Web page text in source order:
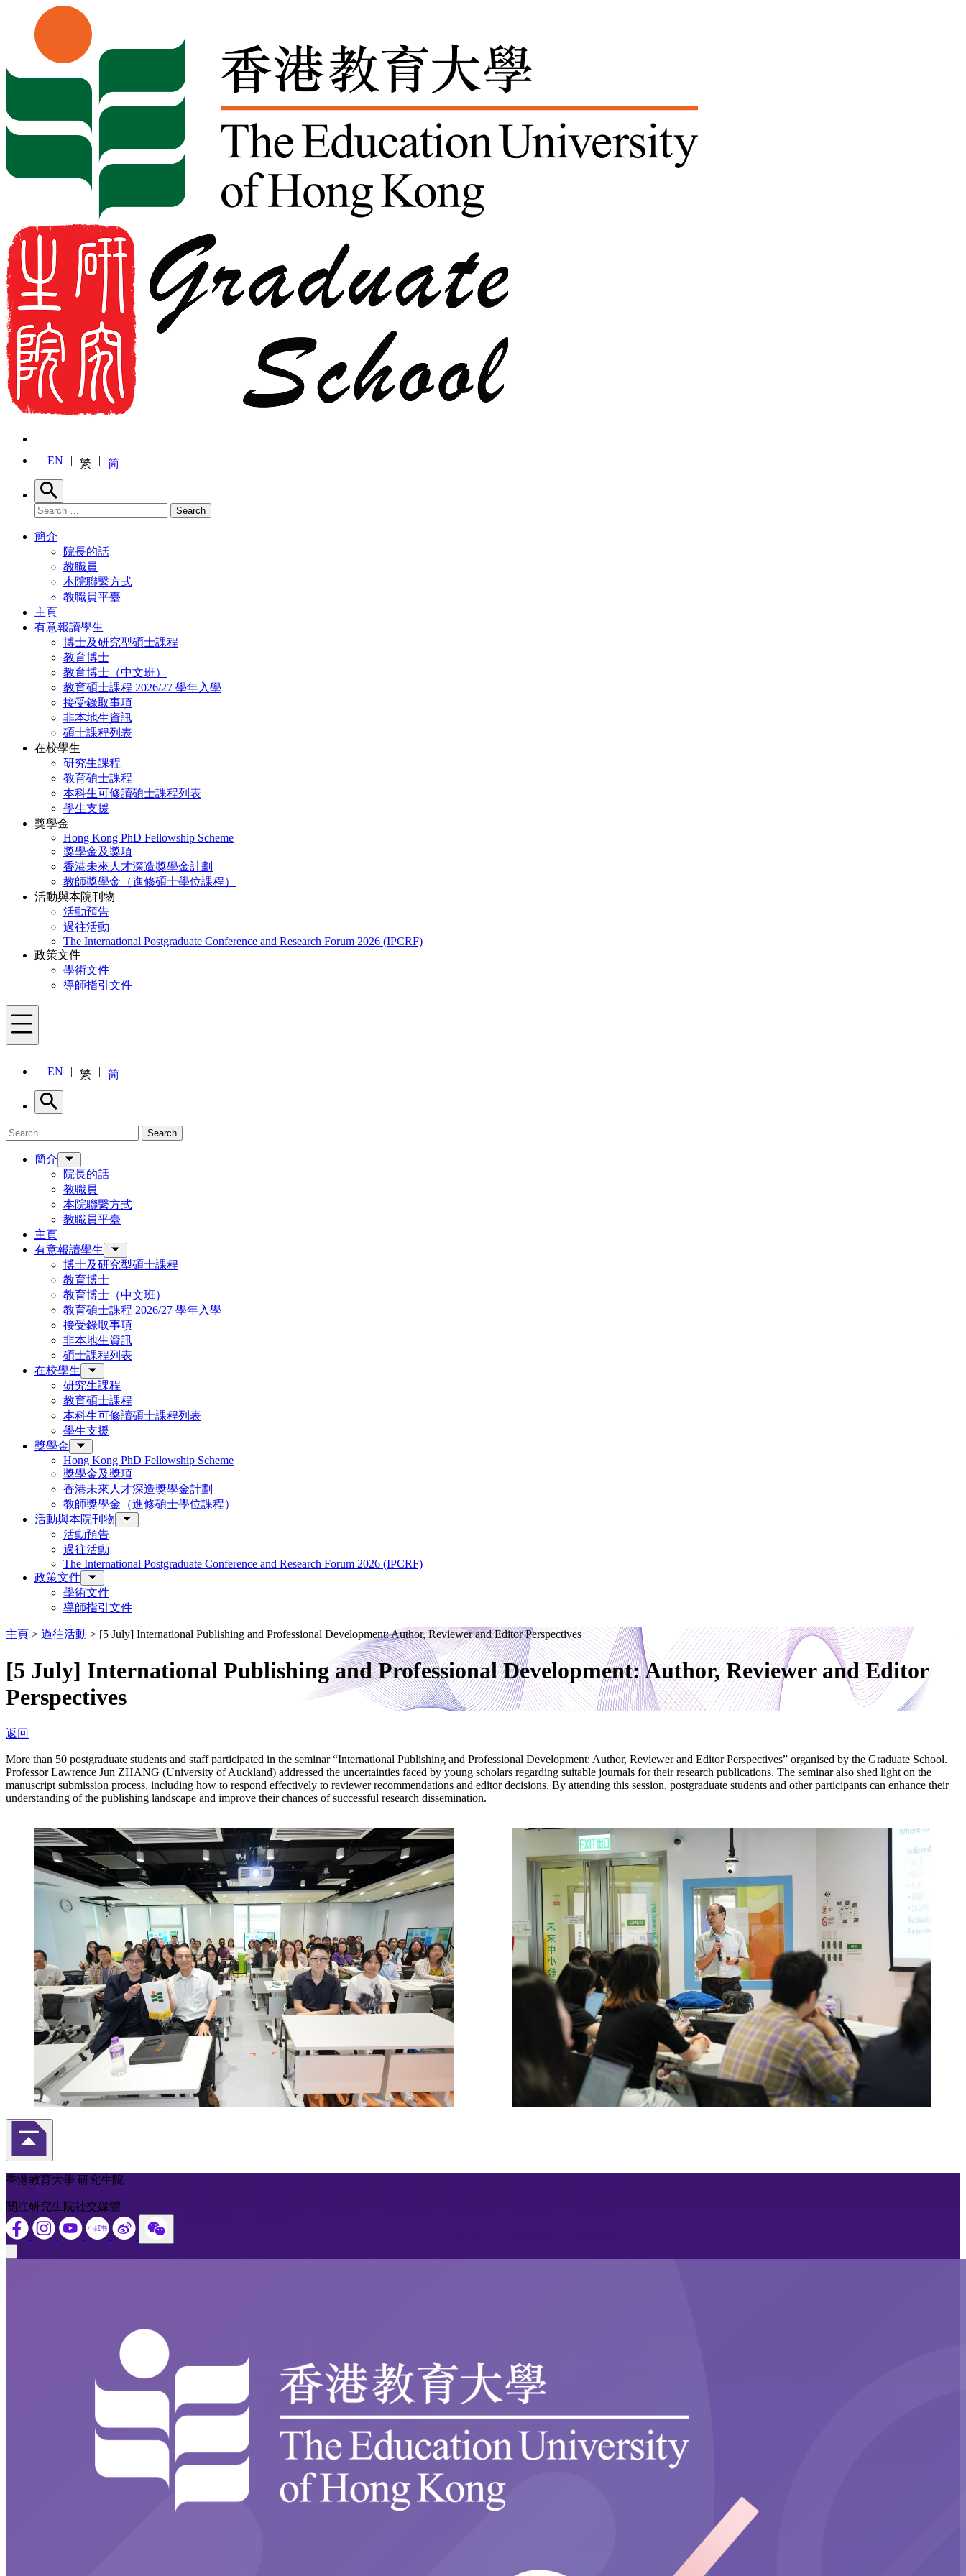
Skip to content
EN 繁 简
Search
Search for: Search
簡介
院長的話
教職員
本院聯繫方式
教職員平臺
主頁
有意報讀學生
博士及研究型碩士課程
教育博士
教育博士（中文班）
教育碩士課程 2026/27 學年入學
接受錄取事項
非本地生資訊
碩士課程列表
在校學生
研究生課程
教育碩士課程
本科生可修讀碩士課程列表
學生支援
獎學金
Hong Kong PhD Fellowship Scheme
獎學金及獎項
香港未來人才深造獎學金計劃
教師獎學金（進修碩士學位課程）
活動與本院刊物
活動預告
過往活動
The International Postgraduate Conference and Research Forum 2026 (IPCRF)
政策文件
學術文件
導師指引文件
Menu
EN 繁 简
Search
Search for: Search
簡介
院長的話
教職員
本院聯繫方式
教職員平臺
主頁
有意報讀學生
博士及研究型碩士課程
教育博士
教育博士（中文班）
教育碩士課程 2026/27 學年入學
接受錄取事項
非本地生資訊
碩士課程列表
在校學生
研究生課程
教育碩士課程
本科生可修讀碩士課程列表
學生支援
獎學金
Hong Kong PhD Fellowship Scheme
獎學金及獎項
香港未來人才深造獎學金計劃
教師獎學金（進修碩士學位課程）
活動與本院刊物
活動預告
過往活動
The International Postgraduate Conference and Research Forum 2026 (IPCRF)
政策文件
學術文件
導師指引文件
主頁 > 過往活動 > [5 July] International Publishing and Professional Development: Author, Reviewer and Editor Perspectives
[5 July] International Publishing and Professional Development: Author, Reviewer and Editor
Perspectives
返回
More than 50 postgraduate students and staff participated in the seminar “International Publishing and Professional Development: Author, Reviewer and Editor Perspectives” organised by the Graduate School.
Professor Lawrence Jun ZHANG (University of Auckland) addressed the uncertainties faced by young scholars regarding suitable journals for their research publications. The seminar also shed light on the
manuscript submission process, including how to respond effectively to reviewer recommendations and editor decisions. By attending this session, postgraduate students and other participants can enhance their
understanding of the publishing landscape and improve their chances of successful research dissemination.
返回頁首
香港教育大學 研究生院
關注研究生院社交媒體
Close modal